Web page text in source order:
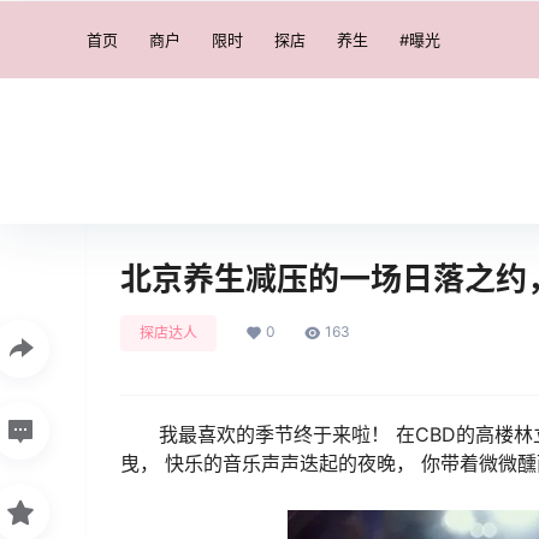
首页 商户 限时 探店 养生 #曝光
北京养生减压的一场日落之
探店达人 0 163
我最喜欢的季节终于来啦！ 在CBD的高楼
曳， 快乐的音乐声声迭起的夜晚， 你带着微微